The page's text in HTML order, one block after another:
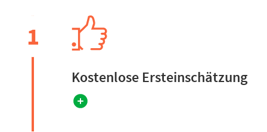
Kostenlose Ersteinschätzung
1